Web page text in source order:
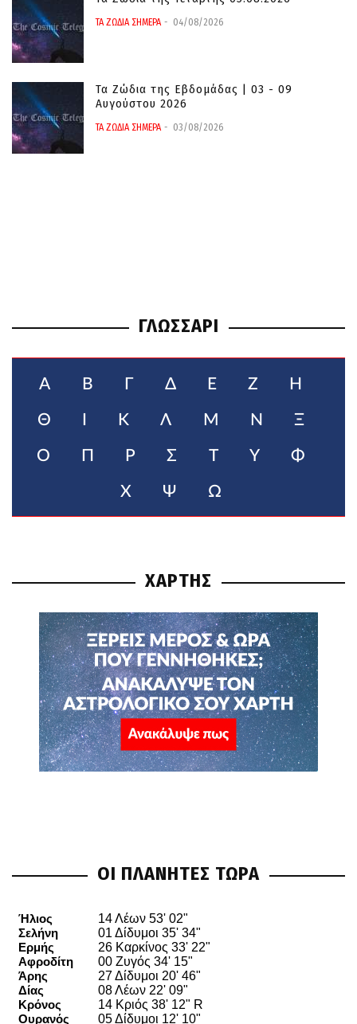
ΤΑ ΖΩΔΙΑ ΣΗΜΕΡΑ 04/08/2026
Τα Ζώδια της Εβδομάδας | 03 - 09
Αυγούστου 2026
ΤΑ ΖΩΔΙΑ ΣΗΜΕΡΑ 03/08/2026
ΓΛΩΣΣΑΡΙ
Α Β Γ Δ Ε Ζ Η
Θ Κ Λ Μ Ν Ξ
Ο Π Ρ Σ Τ Υ Φ
Χ Ψ Ω
ΧΑΡΤΗΣ
ΟΙ ΠΛΑΝΗΤΕΣ ΤΩΡΑ